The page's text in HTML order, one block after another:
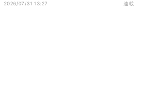
2026/07/31 13:27 連載